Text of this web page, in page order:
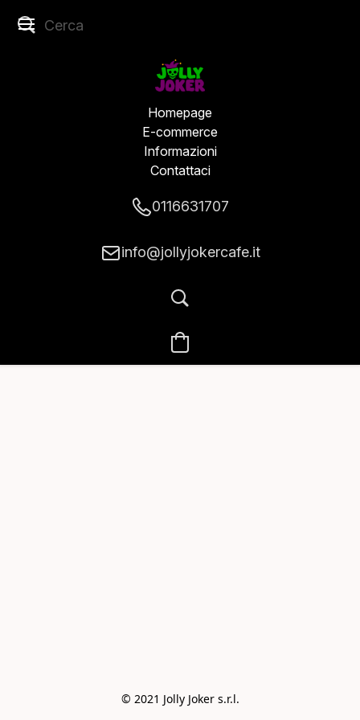
Homepage
E-commerce
Informazioni
Contattaci
0116631707
info@jollyjokercafe.it
© 2021 Jolly Joker s.r.l.